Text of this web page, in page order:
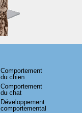
Comportement
du chien
Comportement
du chat
Développement
comportemental